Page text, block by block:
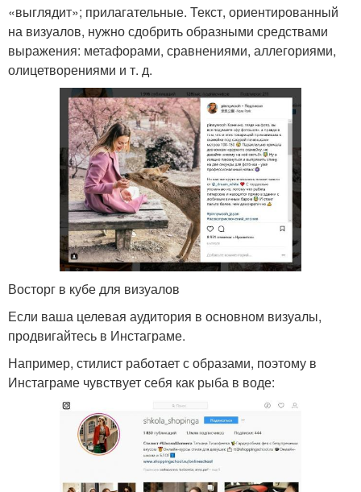
«выглядит»; прилагательные. Текст, ориентированный
на визуалов, нужно сдобрить образными средствами
выражения: метафорами, сравнениями, аллегориями,
олицетворениями и т. д.
Восторг в кубе для визуалов
Если ваша целевая аудитория в основном визуалы,
продвигайтесь в Инстаграме.
Например, стилист работает с образами, поэтому в
Инстаграме чувствует себя как рыба в воде: